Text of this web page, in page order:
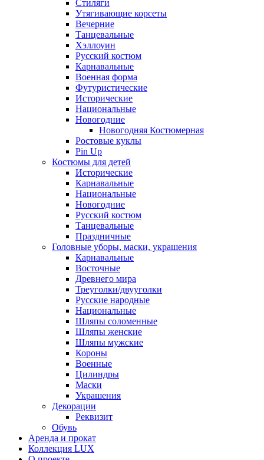
Стиляги
Утягивающие корсеты
Вечерние
Танцевальные
Хэллоуин
Русский костюм
Карнавальные
Военная форма
Футуристические
Исторические
Национальные
Новогодние
Новогодняя Костюмерная
Ростовые куклы
Pin Up
Костюмы для детей
Исторические
Карнавальные
Национальные
Новогодние
Русский костюм
Танцевальные
Праздничные
Головные уборы, маски, украшения
Карнавальные
Восточные
Древнего мира
Треуголки/двууголки
Русские народные
Национальные
Шляпы соломенные
Шляпы женские
Шляпы мужские
Короны
Военные
Цилиндры
Маски
Украшения
Декорации
Реквизит
Обувь
Аренда и прокат
Коллекция LUX